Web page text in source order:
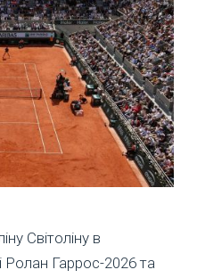
Світоліну в
Ролан Гаррос-2026 та